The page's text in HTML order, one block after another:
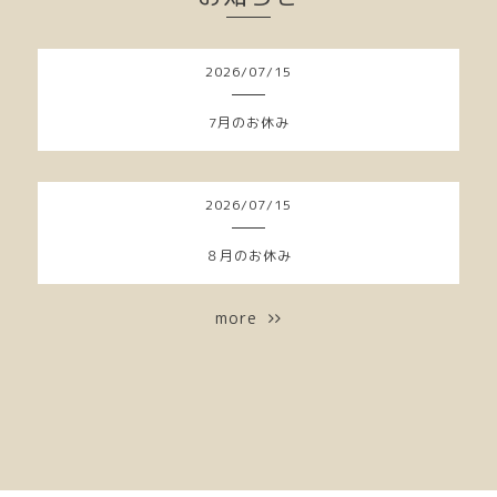
2026/07/15
7月のお休み
2026/07/15
８月のお休み
more